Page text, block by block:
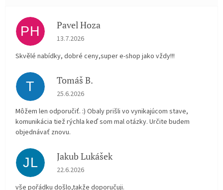
PH Pavel Hoza
Hodnocení obchodu je 5 z 5 hvězdiček.
13.7.2026
Skvělé nabídky, dobré ceny,super e-shop jako vždy!!!
T Tomáš B.
Hodnocení obchodu je 5 z 5 hvězdiček.
25.6.2026
Môžem len odporučiť. :) Obaly prišli vo vynikajúcom stave,
komunikácia tiež rýchla keď som mal otázky. Určite budem
objednávať znovu.
JL Jakub Lukášek
Hodnocení obchodu je 5 z 5 hvězdiček.
22.6.2026
vše pořádku došlo,takže doporučuji.